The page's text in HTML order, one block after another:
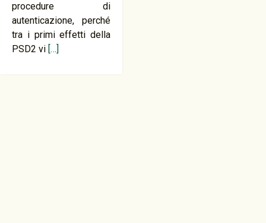
procedure di
autenticazione, perché
tra i primi effetti della
PSD2 vi […]